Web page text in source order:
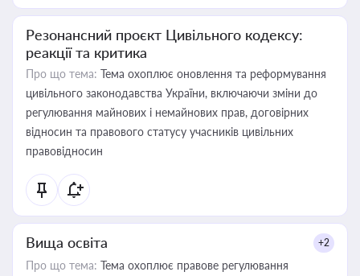
Резонансний проєкт Цивільного кодексу:
реакції та критика
Про що тема: Тема охоплює оновлення та реформування
цивільного законодавства України, включаючи зміни до
регулювання майнових і немайнових прав, договірних
відносин та правового статусу учасників цивільних
правовідносин
Вища освіта +2
Про що тема: Тема охоплює правове регулювання